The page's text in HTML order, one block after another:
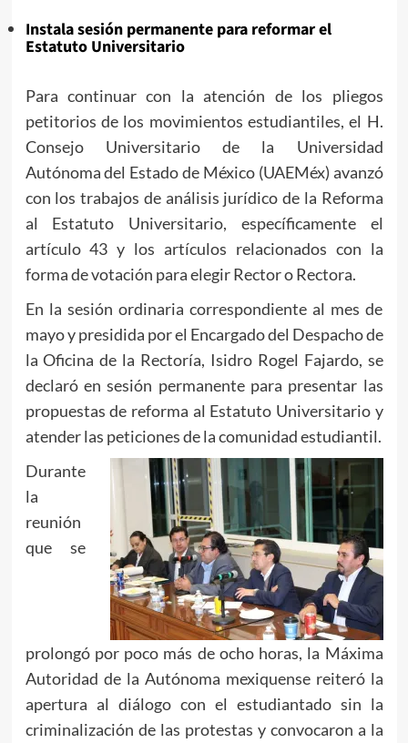
Instala sesión permanente para reformar el
Estatuto Universitario
Para continuar con la atención de los pliegos
petitorios de los movimientos estudiantiles, el H.
Consejo Universitario de la Universidad
Autónoma del Estado de México (UAEMéx) avanzó
con los trabajos de análisis jurídico de la Reforma
al Estatuto Universitario, específicamente el
artículo 43 y los artículos relacionados con la
forma de votación para elegir Rector o Rectora.
En la sesión ordinaria correspondiente al mes de
mayo y presidida por el Encargado del Despacho de
la Oficina de la Rectoría, Isidro Rogel Fajardo, se
declaró en sesión permanente para presentar las
propuestas de reforma al Estatuto Universitario y
atender las peticiones de la comunidad estudiantil.
Durante
la
reunión
que se
prolongó por poco más de ocho horas, la Máxima
Autoridad de la Autónoma mexiquense reiteró la
apertura al diálogo con el estudiantado sin la
criminalización de las protestas y convocaron a la